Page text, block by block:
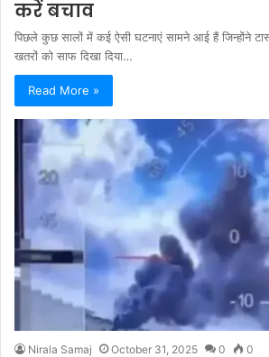
करें बचाव
पिछले कुछ सालों में कई ऐसी घटनाएं सामने आई हैं जिन्होंने
खतरों को साफ दिखा दिया…
Read More »
Nirala Samaj October 31, 2025 0 0